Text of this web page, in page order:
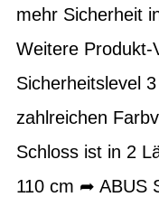
mehr Sicherheit
Weitere
Sicherheitslevel
zahlreichen
Schloss ist in 2
110 cm ➦ ABUS